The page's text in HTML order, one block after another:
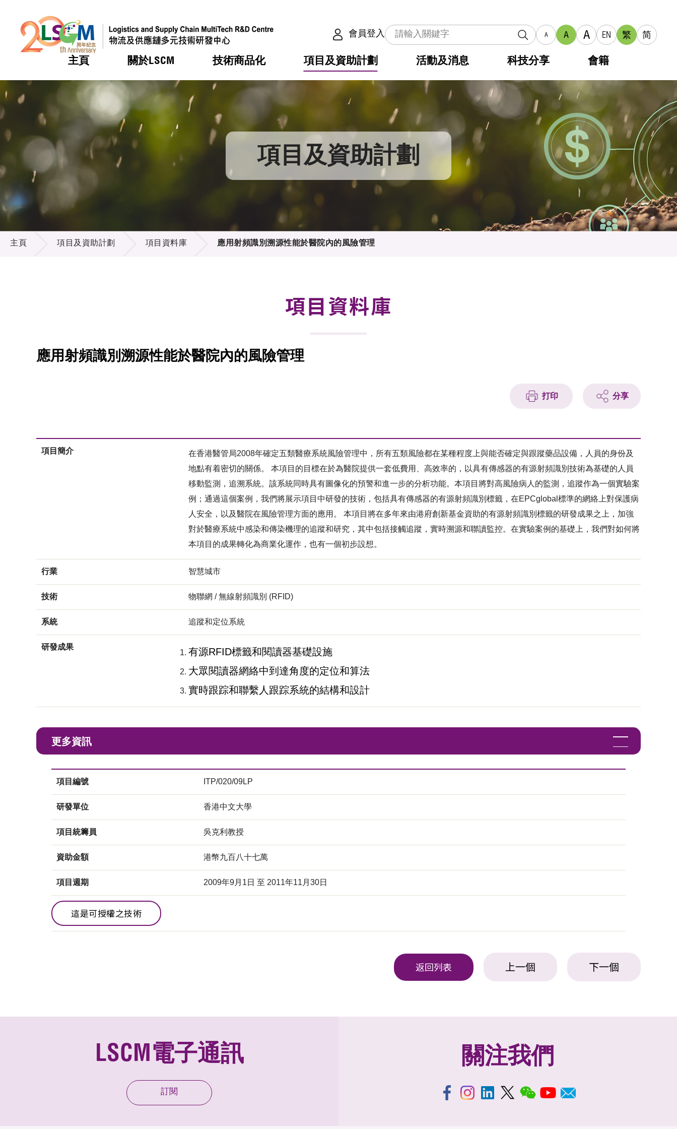
會員登入 A A A EN 繁 简
主頁 關於LSCM
熱門
LSCM 動向
機構簡介
服務範疇
組織架構
供應商登記
技術商品化
熱門
LSCM 動向
服務
應用於公共服務之創新技術
項目及資助計劃
熱門
LSCM 動向
合作計劃
資助計劃
項目資料庫
活動及消息
熱門
LSCM 動向
活動
業界活動
獎項
多媒體
出版刊物
科技分享 會籍
熱門
LSCM 動向
會籍及服務
會員列表
項目及資助計劃
項目及資助計劃
主頁 項目及資助計劃 項目資料庫 應用射頻識別溯源性能於醫院內的風險管理
項目資料庫
應用射頻識別溯源性能於醫院內的風險管理
打印 分享
項目簡介
在香港醫管局2008年確定五類醫療系統風險管理中，所有五類風險都在某種程度上與能否確定與跟蹤藥品設備，人員的身份及
地點有着密切的關係。 本項目的目標在於為醫院提供一套低費用、高效率的，以具有傳感器的有源射頻識別技術為基礎的人員
移動監測，追溯系統。該系統同時具有圖像化的預警和進一步的分析功能。本項目將對高風險病人的監測，追蹤作為一個實驗案
例；通過這個案例，我們將展示項目中研發的技術，包括具有傳感器的有源射頻識別標籤，在EPCglobal標準的網絡上對保護病
人安全，以及醫院在風險管理方面的應用。 本項目將在多年來由港府創新基金資助的有源射頻識別標籤的研發成果之上，加強
對於醫療系統中感染和傳染機理的追蹤和研究，其中包括接觸追蹤，實時溯源和聯讀監控。在實驗案例的基礎上，我們對如何將
本項目的成果轉化為商業化運作，也有一個初步設想。
行業 智慧城市
技術 物聯網 / 無線射頻識別 (RFID)
系統 追蹤和定位系統
研發成果
有源RFID標籤和閱讀器基礎設施
大眾閱讀器網絡中到達角度的定位和算法
實時跟踪和聯繫人跟踪系統的結構和設計
更多資訊
項目編號 ITP/020/09LP
研發單位 香港中文大學
項目統籌員 吳克利教授
資助金額 港幣九百八十七萬
項目週期 2009年9月1日 至 2011年11月30日
這是可授權之技術
返回列表 上一個 下一個
LSCM電子通訊
訂閱
關注我們